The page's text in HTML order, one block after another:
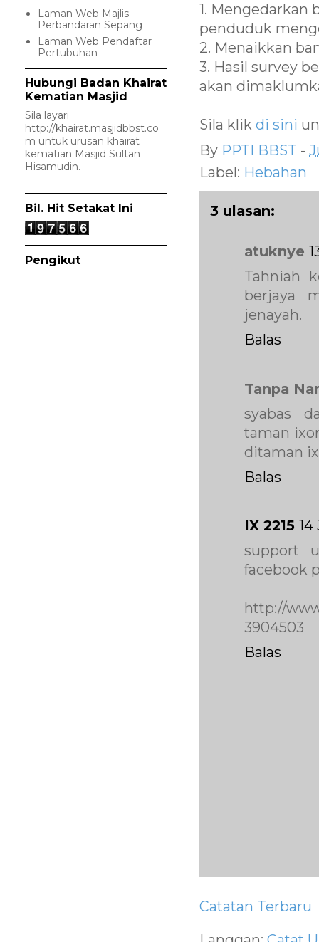
1. Mengedarkan
penduduk
2. Menaikkan
3. Hasil survey
akan
Sila klik di sini
By PPTI BBST -
Label: Hebahan
3 ulasan:
atuknye
Tahniah
berjaya
jenayah.
Balas
Tanpa
syabas
taman
ditaman
Balas
IX 2215 14
support
facebook
http://
3904503
Balas
Catatan Terbaru
Laman Web Majlis
Perbandaran Sepang
Laman Web Pendaftar
Pertubuhan
Hubungi Badan Khairat
Kematian Masjid
Sila layari
http://khairat.masjidbbst.co
m untuk urusan khairat
kematian Masjid Sultan
Hisamudin.
Bil. Hit Setakat Ini
Pengikut